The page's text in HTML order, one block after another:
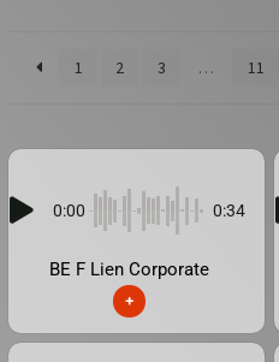
1 2 3 … 11
0:00 0:34
BE F Lien Corporate
+